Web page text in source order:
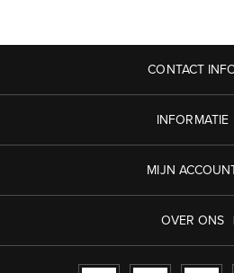
CONTACT
INFORMATIE
MIJN
OVER ONS